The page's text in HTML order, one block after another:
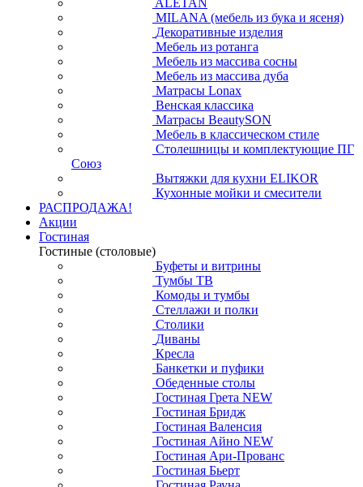
MILANA (мебель из бука и ясеня)
Декоративные изделия
Мебель из ротанга
Мебель из массива сосны
Мебель из массива дуба
Матрасы Lonax
Венская классика
Матрасы BeautySON
Мебель в классическом стиле
Столешницы и комплектующие ПГ
Союз
Вытяжки для кухни ELIKOR
Кухонные мойки и смесители
РАСПРОДАЖА!
Акции
Гостиная
Гостиные (столовые)
Буфеты и витрины
Тумбы ТВ
Комоды и тумбы
Стеллажи и полки
Столики
Диваны
Кресла
Банкетки и пуфики
Обеденные столы
Гостиная Грета NEW
Гостиная Бридж
Гостиная Валенсия
Гостиная Айно NEW
Гостиная Ари-Прованс
Гостиная Бьерт